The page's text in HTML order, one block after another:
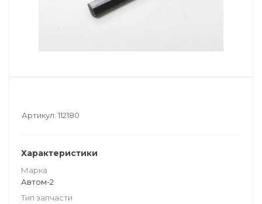
Артикул: 112180
Характеристики
Марка
Автом-2
Тип запчасти